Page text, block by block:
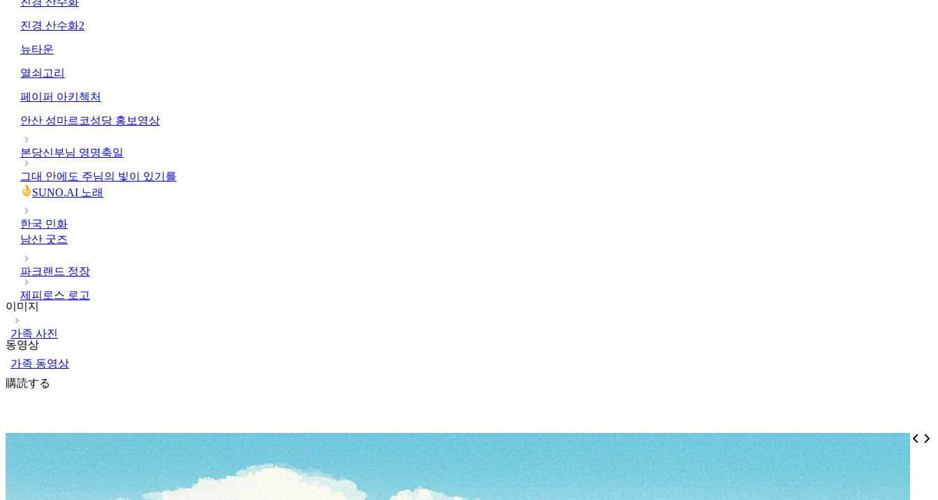
진경 산수화2
뉴타운
열쇠고리
페이퍼 아키첵처
안산 성마르코성당 홍보영상
본당신부님 영명축일
그대 안에도 주님의 빛이 있기를
SUNO.AI 노래
한국 민화
남산 굿즈
파크랜드 정장
제피로스 로고
이미지
가족 사진
동영상
가족 동영상
購読する